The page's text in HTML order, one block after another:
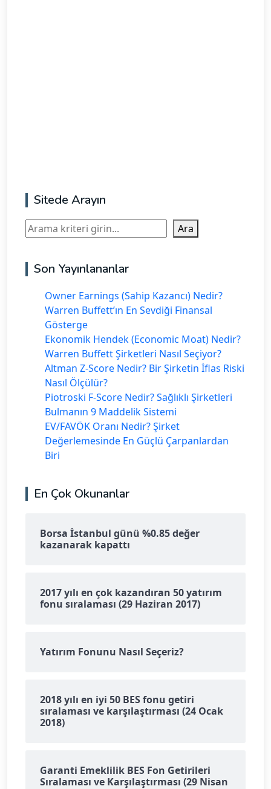
Sitede Arayın
Ara Ara
Son Yayınlananlar
Owner Earnings (Sahip Kazancı) Nedir?
Warren Buffett’ın En Sevdiği Finansal
Gösterge
Ekonomik Hendek (Economic Moat) Nedir?
Warren Buffett Şirketleri Nasıl Seçiyor?
Altman Z-Score Nedir? Bir Şirketin İflas Riski
Nasıl Ölçülür?
Piotroski F-Score Nedir? Sağlıklı Şirketleri
Bulmanın 9 Maddelik Sistemi
EV/FAVÖK Oranı Nedir? Şirket
Değerlemesinde En Güçlü Çarpanlardan
Biri
En Çok Okunanlar
Borsa İstanbul günü %0.85 değer
kazanarak kapattı
2017 yılı en çok kazandıran 50 yatırım
fonu sıralaması (29 Haziran 2017)
Yatırım Fonunu Nasıl Seçeriz?
2018 yılı en iyi 50 BES fonu getiri
sıralaması ve karşılaştırması (24 Ocak
2018)
Garanti Emeklilik BES Fon Getirileri
Sıralaması ve Karşılaştırması (29 Nisan